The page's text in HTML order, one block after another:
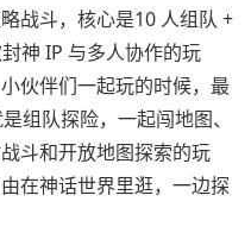
战斗，核心是10 人组队 +
神 IP 与多人协作的玩
伙伴们一起玩的时候，最
组队探险，一起闯地图、
斗和开放地图探索的玩
在神话世界里逛，一边探